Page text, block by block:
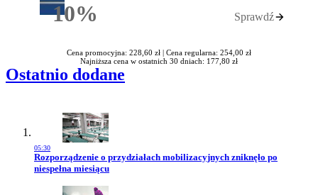
10%Rabatu Sprawdź
Cena promocyjna: 228,60 zł | Cena regularna: 254,00 zł
Najniższa cena w ostatnich 30 dniach: 177,80 zł
Ostatnio dodane
05:30
Przejdź do artykułu:
Rozporządzenie o przydziałach mobilizacyjnych zniknęło po
niespełna miesiącu